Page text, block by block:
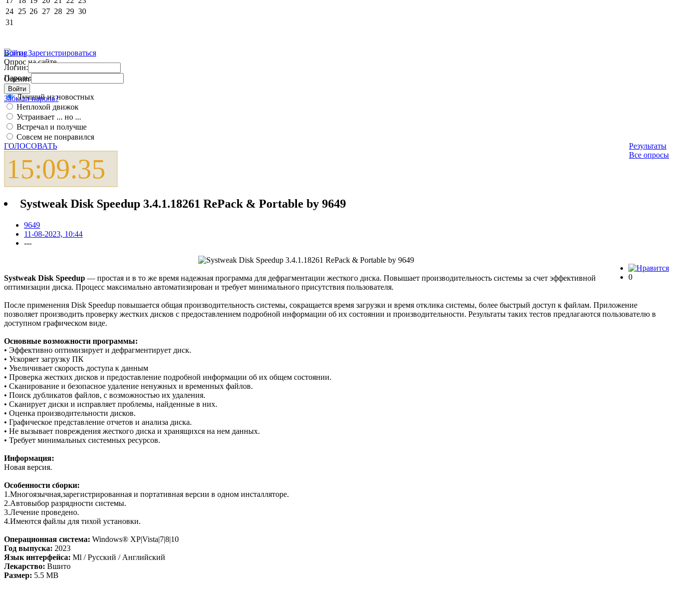
24 25 26 27 28 29 30
31
Войти Зарегистрироваться
Логин:
Пароль:
Войти
Забыли пароль?
Опрос на сайте
Оцените работу движка
Лучший из новостных
Неплохой движок
Устраивает ... но ...
Встречал и получше
Совсем не понравился
ГОЛОСОВАТЬ
Результаты
Все опросы
15:09:35
Systweak Disk Speedup 3.4.1.18261 RePack & Portable by 9649
9649
11-08-2023, 10:44
---
0
Systweak Disk Speedup — простая и в то же время надежная программа для дефрагментации жесткого диска. Повышает производительность системы за счет эффективной
оптимизации диска. Процесс максимально автоматизирован и требует минимального присутствия пользователя.
После применения Disk Speedup повышается общая производительность системы, сокращается время загрузки и время отклика системы, более быстрый доступ к файлам. Приложение
позволяет производить проверку жестких дисков с предоставлением подробной информации об их состоянии и производительности. Результаты таких тестов предлагаются пользователю в
доступном графическом виде.
Основные возможности программы:
• Эффективно оптимизирует и дефрагментирует диск.
• Ускоряет загрузку ПК
• Увеличивает скорость доступа к данным
• Проверка жестких дисков и предоставление подробной информации об их общем состоянии.
• Сканирование и безопасное удаление ненужных и временных файлов.
• Поиск дубликатов файлов, с возможностью их удаления.
• Сканирует диски и исправляет проблемы, найденные в них.
• Оценка производительности дисков.
• Графическое представление отчетов и анализа диска.
• Не вызывает повреждения жесткого диска и хранящихся на нем данных.
• Требует минимальных системных ресурсов.
Информация:
Новая версия.
Особенности сборки:
1.Многоязычная,зарегистрированная и портативная версии в одном инсталляторе.
2.Автовыбор разрядности системы.
3.Лечение проведено.
4.Имеются файлы для тихой установки.
Операционная система: Windows® XP|Vista|7|8|10
Год выпуска: 2023
Язык интерфейса: Ml / Русский / Английский
Лекарство: Вшито
Размер: 5.5 MB